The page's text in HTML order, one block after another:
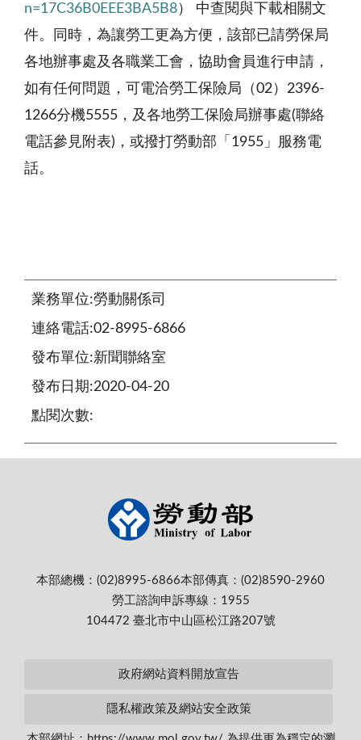
n=17C36B0EEE3BA5B8） 中查閱與下載相關文
件。同時，為讓勞工更為方便，該部已請勞保局
各地辦事處及各職業工會，協助會員進行申請，
如有任何問題，可電洽勞工保險局（02） 2396-
1266分機5555 ，及各地勞工保險局辦事處(聯絡
電話參見附表) ，或撥打勞動部「 1955」
服務電
話。
業務單位:勞動關係司
連絡電話:02-8995-6866
發布單位:新聞聯絡室
發布日期:2020-04-20
點閱次數:
本部總機：(02)8995-6866本部傳真：(02)8590-2960
勞工諮詢申訴專線：1955
104472 臺北市中山區松江路207號
政府網站資料開放宣告
隱私權政策及網站安全政策